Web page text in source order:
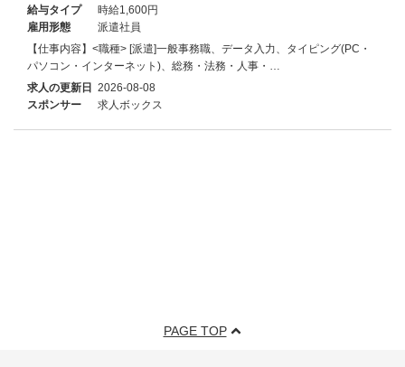
給与タイプ
時給1,600円
雇用形態
派遣社員
【仕事内容】<職種> [派遣]一般事務職、データ入力、タイピング(PC・
パソコン・インターネット)、総務・法務・人事・…
求人の更新日 2026-08-08
スポンサー
求人ボックス
PAGE TOP